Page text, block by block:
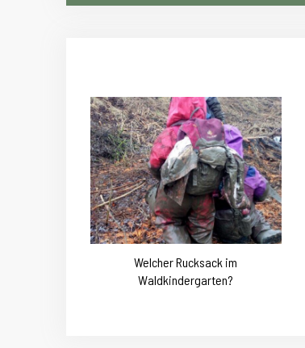
Welcher Rucksack im
Waldkindergarten?